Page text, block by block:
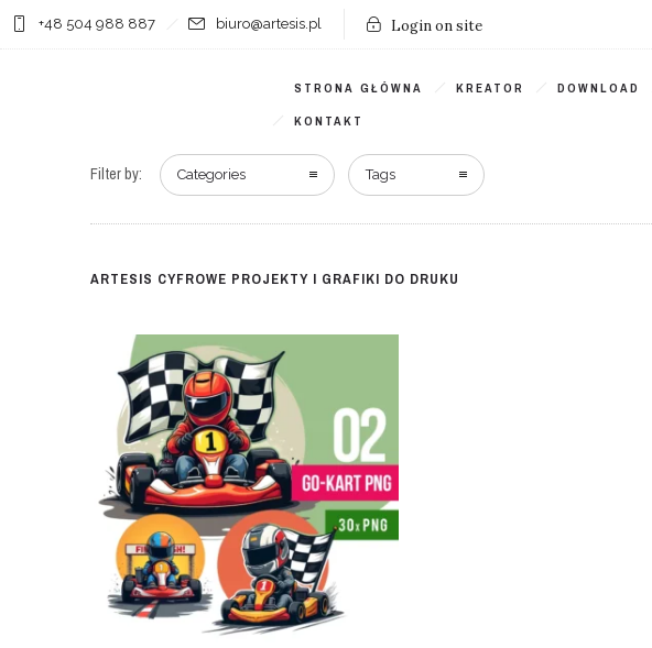
+48 504 988 887 biuro@artesis.pl Login on site
STRONA GŁÓWNA KREATOR DOWNLOAD
KONTAKT
Filter by: Categories Tags
ARTESIS CYFROWE PROJEKTY I GRAFIKI DO DRUKU